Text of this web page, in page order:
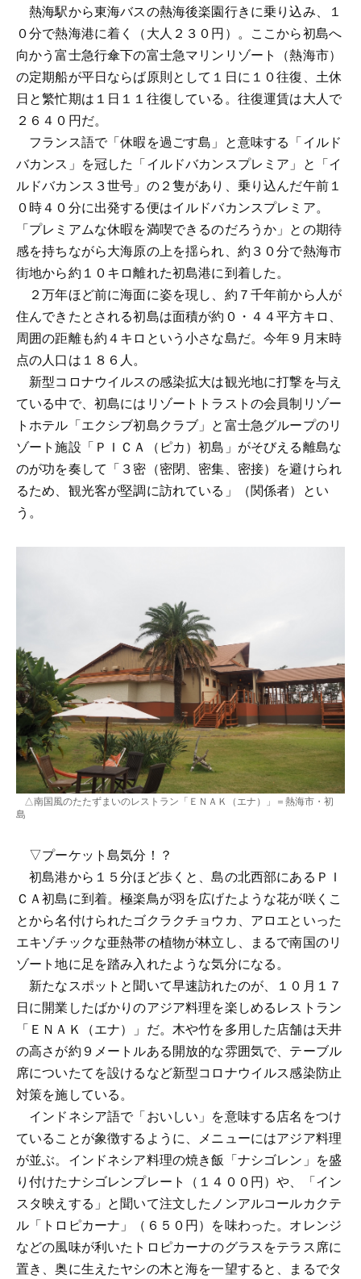
熱海駅から東海バスの熱海後楽園行きに乗り込み、１
０分で熱海港に着く（大人２３０円）。ここから初島へ
向かう富士急行傘下の富士急マリンリゾート（熱海市）
の定期船が平日ならば原則として１日に１０往復、土休
日と繁忙期は１日１１往復している。往復運賃は大人で
２６４０円だ。
フランス語で「休暇を過ごす島」と意味する「イルド
バカンス」を冠した「イルドバカンスプレミア」と「イ
ルドバカンス３世号」の２隻があり、乗り込んだ午前１
０時４０分に出発する便はイルドバカンスプレミア。
「プレミアムな休暇を満喫できるのだろうか」との期待
感を持ちながら大海原の上を揺られ、約３０分で熱海市
街地から約１０キロ離れた初島港に到着した。
２万年ほど前に海面に姿を現し、約７千年前から人が
住んできたとされる初島は面積が約０・４４平方キロ、
周囲の距離も約４キロという小さな島だ。今年９月末時
点の人口は１８６人。
新型コロナウイルスの感染拡大は観光地に打撃を与え
ている中で、初島にはリゾートトラストの会員制リゾー
トホテル「エクシブ初島クラブ」と富士急グループのリ
ゾート施設「ＰＩＣＡ（ピカ）初島」がそびえる離島な
のが功を奏して「３密（密閉、密集、密接）を避けられ
るため、観光客が堅調に訪れている」（関係者）とい
う。
△南国風のたたずまいのレストラン「ＥＮＡＫ（エナ）」＝熱海市・初
島
▽プーケット島気分！？
初島港から１５分ほど歩くと、島の北西部にあるＰＩ
ＣＡ初島に到着。極楽鳥が羽を広げたような花が咲くこ
とから名付けられたゴクラクチョウカ、アロエといった
エキゾチックな亜熱帯の植物が林立し、まるで南国のリ
ゾート地に足を踏み入れたような気分になる。
新たなスポットと聞いて早速訪れたのが、１０月１７
日に開業したばかりのアジア料理を楽しめるレストラン
「ＥＮＡＫ（エナ）」だ。木や竹を多用した店舗は天井
の高さが約９メートルある開放的な雰囲気で、テーブル
席についたてを設けるなど新型コロナウイルス感染防止
対策を施している。
インドネシア語で「おいしい」を意味する店名をつけ
ていることが象徴するように、メニューにはアジア料理
が並ぶ。インドネシア料理の焼き飯「ナシゴレン」を盛
り付けたナシゴレンプレート（１４００円）や、「イン
スタ映えする」と聞いて注文したノンアルコールカクテ
ル「トロピカーナ」（６５０円）を味わった。オレンジ
などの風味が利いたトロピカーナのグラスをテラス席に
置き、奥に生えたヤシの木と海を一望すると、まるでタ